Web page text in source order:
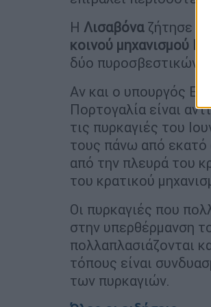
Η Λισαβόναζήτησε
κοινού μηχανισμού
δύο πυροσβεστικών
Αν και ο υπουργός
Πορτογαλία είναι
τις πυρκαγιές του
τους πάνω από
από την πλευρά του
του κρατικού
Οι πυρκαγιές που
στην υπερθέρμανση
πολλαπλασιάζονται
τόπους είναι
των πυρκαγιών.